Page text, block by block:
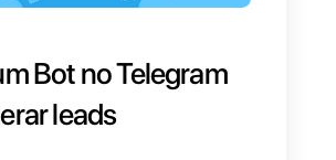
de outras
são particularmente
por empresas